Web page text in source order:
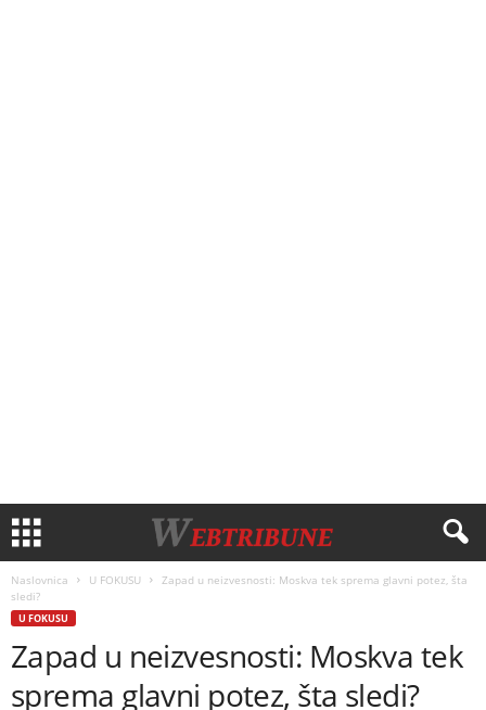
Naslovnica U FOKUSU
Zapad u neizvesnosti: Moskva tek sprema glavni potez, šta
sledi?
U FOKUSU
Zapad u neizvesnosti: Moskva tek
sprema glavni potez, šta sledi?